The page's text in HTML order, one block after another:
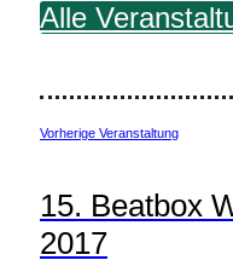
Alle
Vorherige Veranstaltung
15. Beatbox
2017